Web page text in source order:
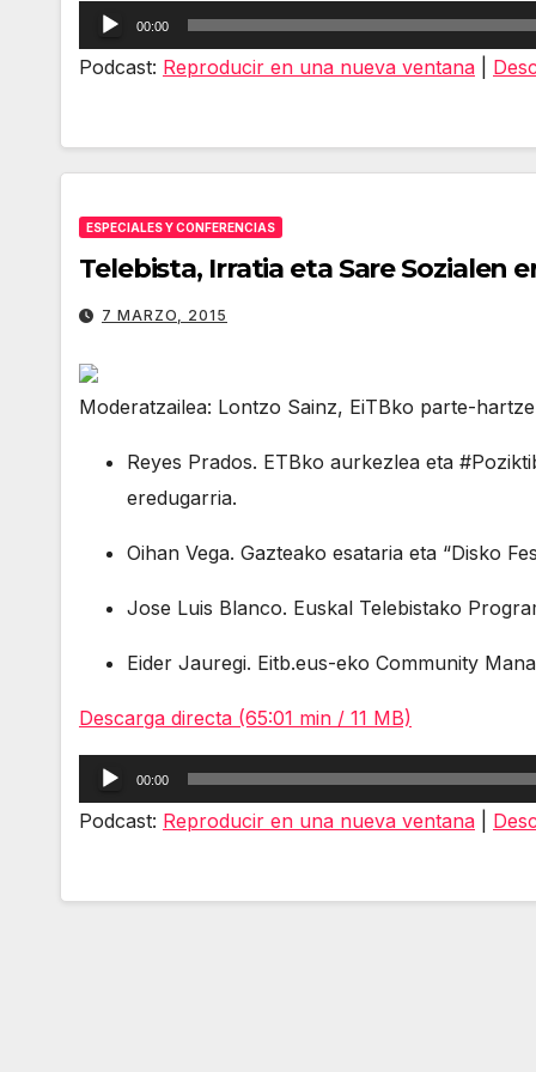
Reproductor
de
00:00
Podcast: Reproducir en una nueva ventana
ESPECIALES Y CONFERENCIAS
Telebista, Irratia eta Sare Sozialen
7 MARZO, 2015
Moderatzailea: Lontzo Sainz, EiTBko parte-
Reyes Prados. ETBko aurkezlea eta
eredugarria.
Oihan Vega. Gazteako esataria eta “Disko
Jose Luis Blanco. Euskal Telebistako
Eider Jauregi. Eitb.eus-eko Community
Descarga directa (65:01 min / 11 MB)
Reproductor
de
00:00
Podcast: Reproducir en una nueva ventana